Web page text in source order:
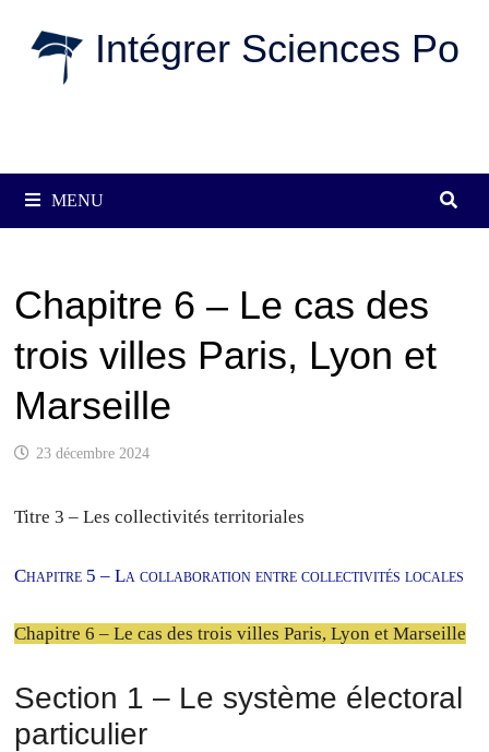
Intégrer Sciences Po
MENU
Chapitre 6 – Le cas des
trois villes Paris, Lyon et
Marseille
23 décembre 2024
Titre 3 – Les collectivités territoriales
Chapitre 5 – La collaboration entre collectivités locales
Chapitre 6 – Le cas des trois villes Paris, Lyon et Marseille
Section 1 – Le système électoral
particulier